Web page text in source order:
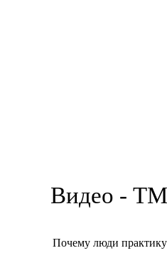
Видео - ТМ
Почему люди